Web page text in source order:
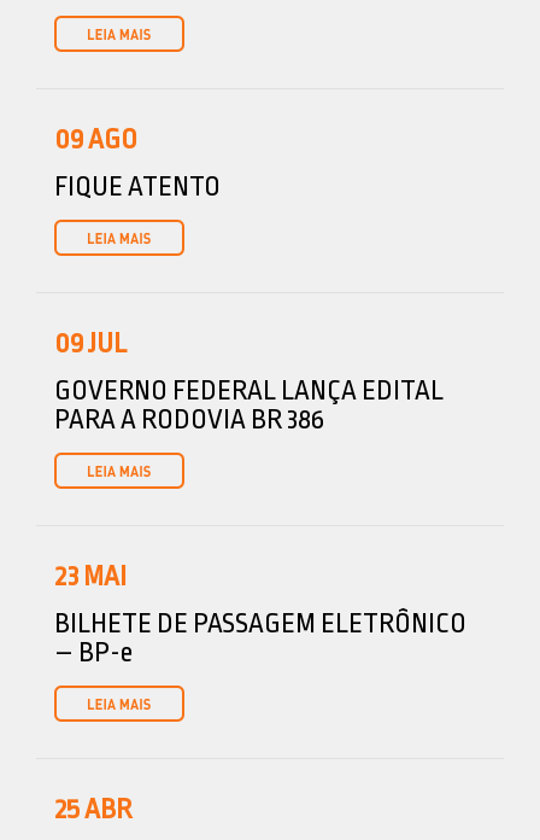
09AGO
FIQUE ATENTO
09JUL
GOVERNO FEDERAL LANÇA EDITAL
PARA A RODOVIA BR 386
23 MAI
BILHETE DE PASSAGEM ELETRÔNICO
– BP-e
25ABR